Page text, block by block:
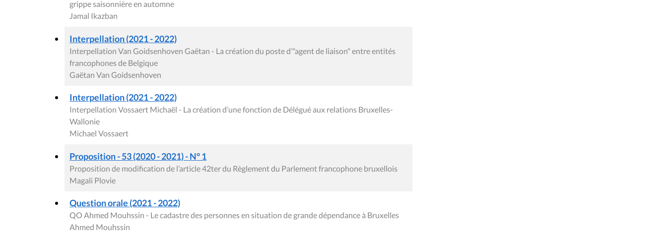
grippe saisonnière en automne
Jamal Ikazban
Interpellation (2021 - 2022)
Interpellation Van Goidsenhoven Gaëtan - La création du poste d’"agent de liaison" entre entités
francophones de Belgique
Gaëtan Van Goidsenhoven
Interpellation (2021 - 2022)
Interpellation Vossaert Michaël - La création d’une fonction de Délégué aux relations Bruxelles-
Wallonie
Michael Vossaert
Proposition - 53 (2020 - 2021) - N° 1
Proposition de modification de l’article 42ter du Règlement du Parlement francophone bruxellois
Magali Plovie
Question orale (2021 - 2022)
QO Ahmed Mouhssin - Le cadastre des personnes en situation de grande dépendance à Bruxelles
Ahmed Mouhssin